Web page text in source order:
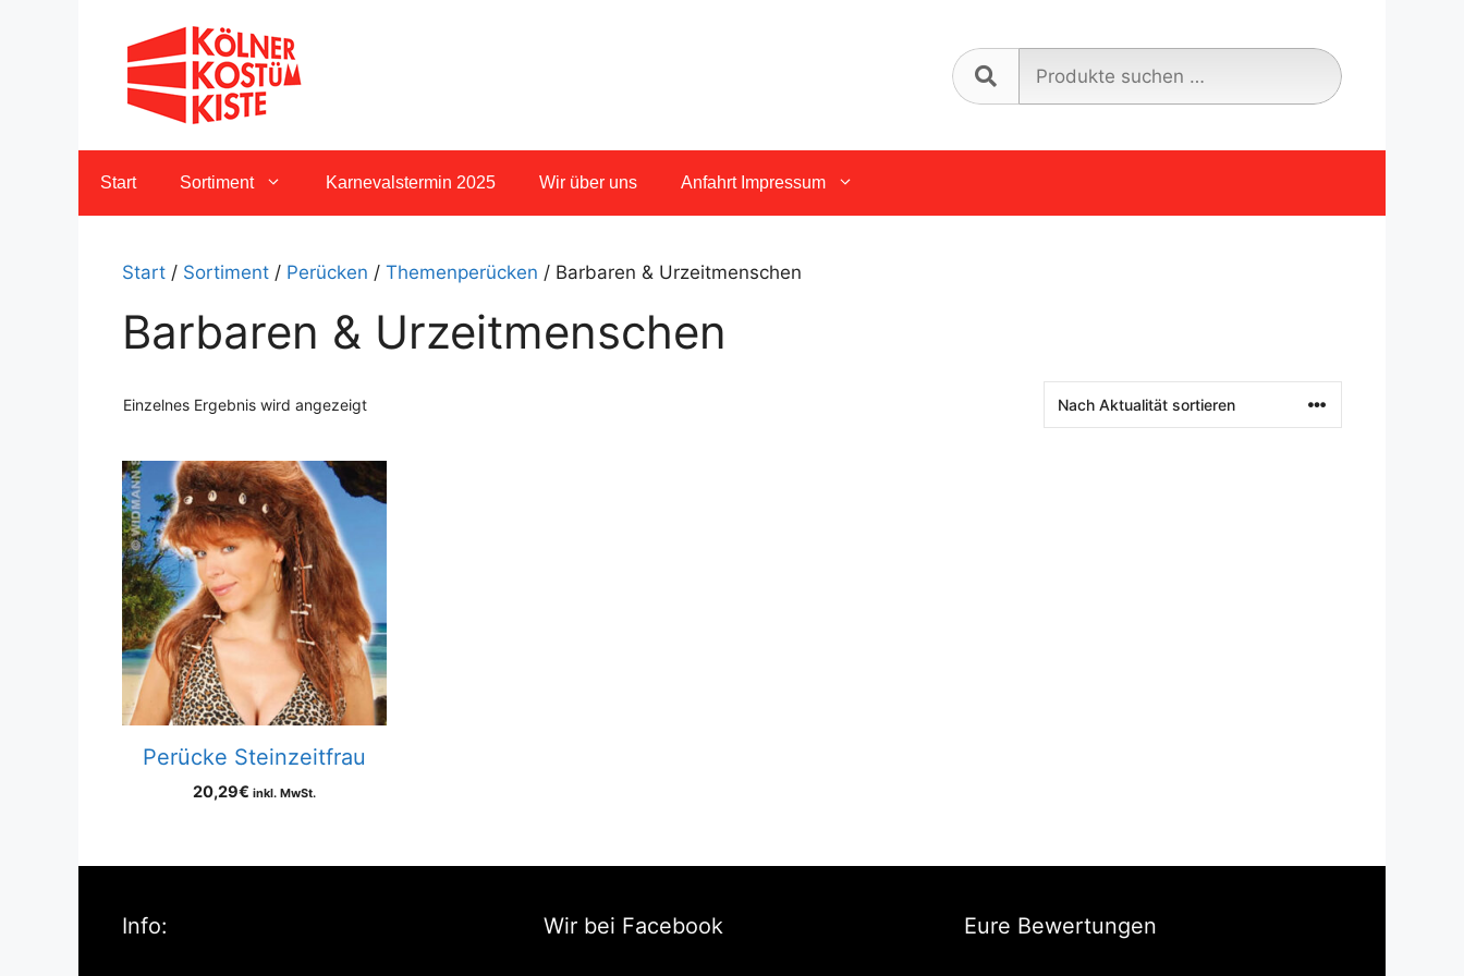
nach:
Start Sortiment Karnevalstermin 2025 Wir über uns Anfahrt Impressum
Start / Sortiment / Perücken / Themenperücken / Barbaren & Urzeitmenschen
Barbaren & Urzeitmenschen
Einzelnes Ergebnis wird angezeigt
Perücke Steinzeitfrau
20,29€ inkl. MwSt.
Info: Wir bei Facebook Eure Bewertungen